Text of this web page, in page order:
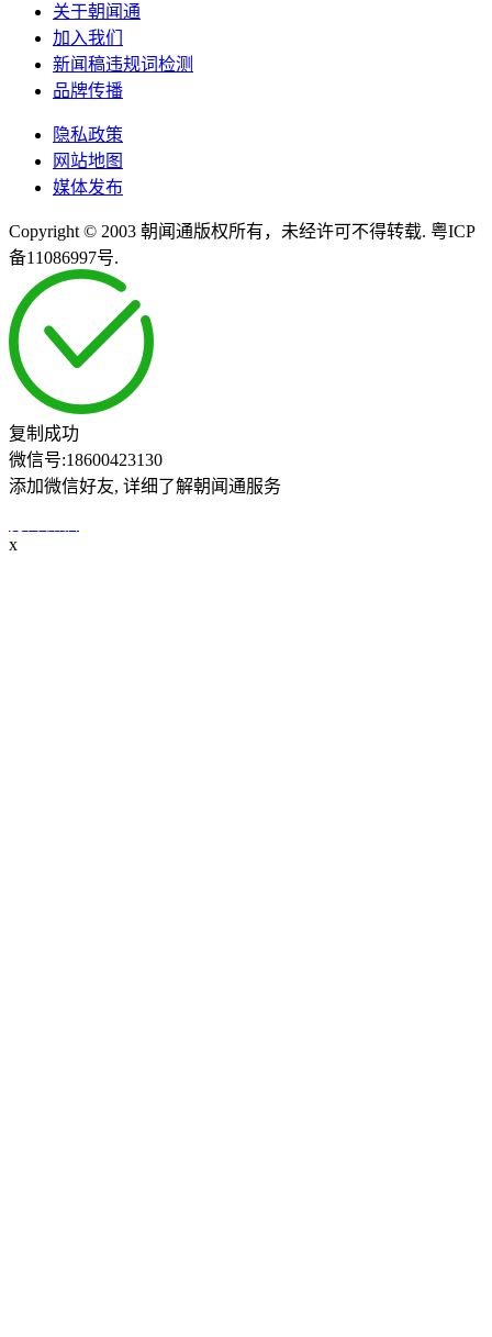
关于朝闻通
加入我们
新闻稿违规词检测
品牌传播
隐私政策
网站地图
媒体发布
Copyright © 2003 朝闻通版权所有，未经许可不得转载. 粤ICP
备11086997号.
复制成功
微信号:18600423130
添加微信好友, 详细了解朝闻通服务
x